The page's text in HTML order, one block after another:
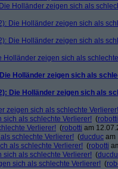
Holländer zeigen sich als
Die Holländer zeigen sich als
Die Holländer zeigen sich als
Holländer zeigen sich als
Holländer zeigen sich als
Die Holländer zeigen sich als
zeigen sich als schlechte Verlierer!
als schlechte Verlierer! (robotti
Verlierer! (robotti am
schlechte Verlierer! (ducduc am
als schlechte Verlierer! (robotti
als schlechte Verlierer! (
sich als schlechte Verlierer! (